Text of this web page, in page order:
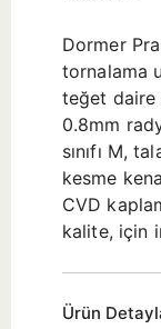
Dormer
tornalama
teğet daire
0.8mm
sınıfı M,
kesme
CVD
kalite, için
Ürün